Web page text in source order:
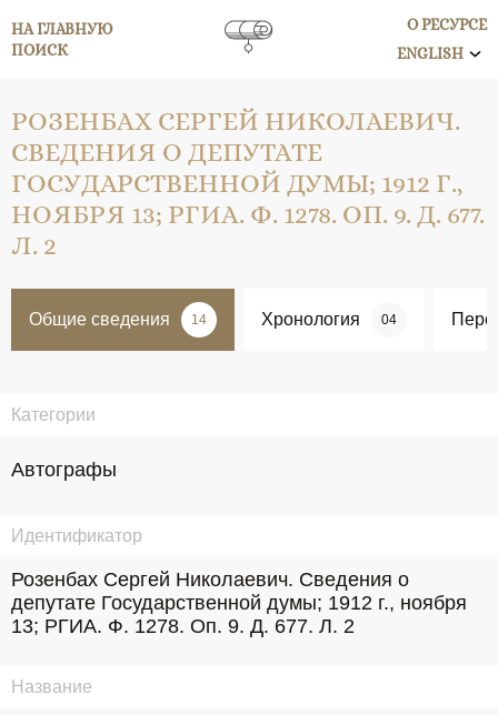
НА ГЛАВНУЮ
ПОИСК
О РЕСУРСЕ
ENGLISH
РОЗЕНБАХ СЕРГЕЙ НИКОЛАЕВИЧ.
СВЕДЕНИЯ О ДЕПУТАТЕ
ГОСУДАРСТВЕННОЙ ДУМЫ; 1912 Г.,
НОЯБРЯ 13; РГИА. Ф. 1278. ОП. 9. Д. 677.
Л. 2
Общие сведения 14 Хронология 04
Категории
Автографы
Идентификатор
Розенбах Сергей Николаевич. Сведения о
депутате Государственной думы; 1912 г., ноября
13; РГИА. Ф. 1278. Оп. 9. Д. 677. Л. 2
Название